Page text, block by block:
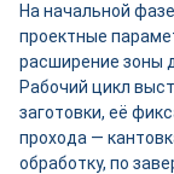
На начальной
проектные
расширение зоны
Рабочий цикл
заготовки, её
прохода —
обработку, по